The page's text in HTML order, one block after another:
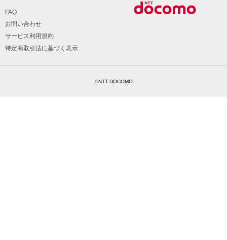
FAQ
お問い合わせ
サービス利用規約
特定商取引法に基づく表示
©NTT DOCOMO